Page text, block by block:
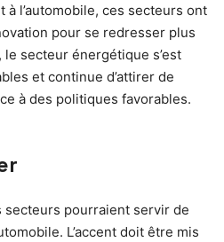
l’automobile, ces secteurs ont
pour se redresser plus
secteur énergétique s’est
et continue d’attirer de
à des politiques favorables.
secteurs pourraient servir de
L’accent doit être mis